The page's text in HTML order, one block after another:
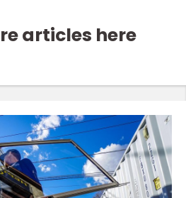
articles here